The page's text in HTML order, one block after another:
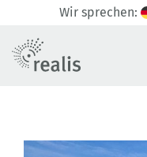
Wir sprechen: